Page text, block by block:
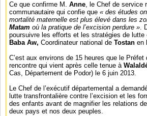
Ce que confirme M. Anne, le Chef de service
communautaire qui confie que « des études
mortalité maternelle est plus élevé dans les
Matam où la pratique de l’excision perdure ».
poursuivre les efforts et les stratégies de lutte
Baba Aw, Coordinateur national de Tostan en
C’est aux environs de 15 heures que le
rencontre qui vient après celle tenue à
Cas, Département de Podor) le 6 juin 2013.
Le Chef de l’exécutif départemental a
lutte transfrontalière contre l’excision et les
des enfants avant de magnifier les relations
deux pays et nos deux peuples.